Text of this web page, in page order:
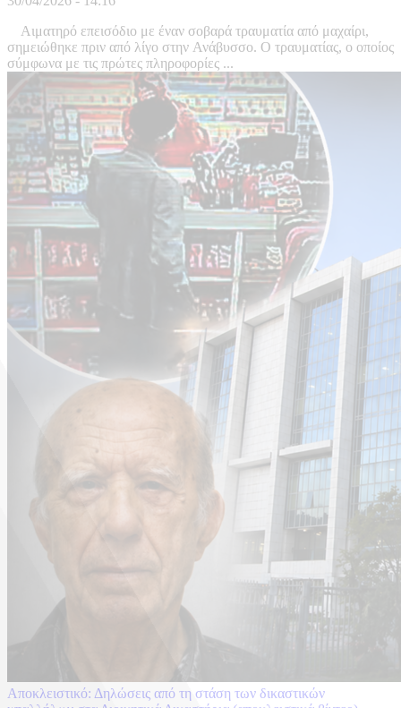
Αιματηρό επεισόδιο με έναν σοβαρά τραυματία από μαχαίρι,
σημειώθηκε πριν από λίγο στην Ανάβυσσο. Ο τραυματίας, ο οποίος
σύμφωνα με τις πρώτες πληροφορίες ...
Aποκλειστικό: Δηλώσεις από τη στάση των δικαστικών